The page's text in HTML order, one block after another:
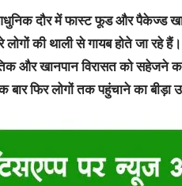
दौर में फास्ट फूड और पैकेज्ड
लोगों की थाली से गायब होते जा रहे
और खानपान विरासत को सहेजने
बार फिर लोगों तक पहुंचाने का बीड़ा